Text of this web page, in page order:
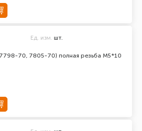
70, 7805-70) полная резьба М5*10
Ед. изм. шт.